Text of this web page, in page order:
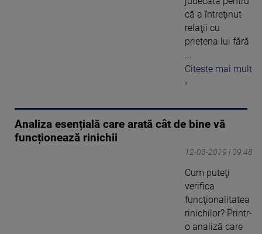
că a întreţinut
relaţii cu
prietena lui fără
Citeste mai mult
›
Analiza esențială care arată cât de bine vă
funcționează rinichii
12-03-2019 | 09:48
Cum puteţi
verifica
funcţionalitatea
rinichilor? Printr-
o analiză care